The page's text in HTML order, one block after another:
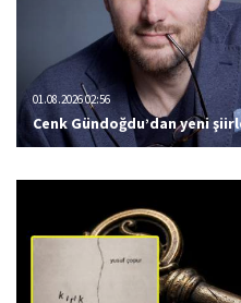
01.08.2026 02:56
Cenk Gündoğdu’dan yeni